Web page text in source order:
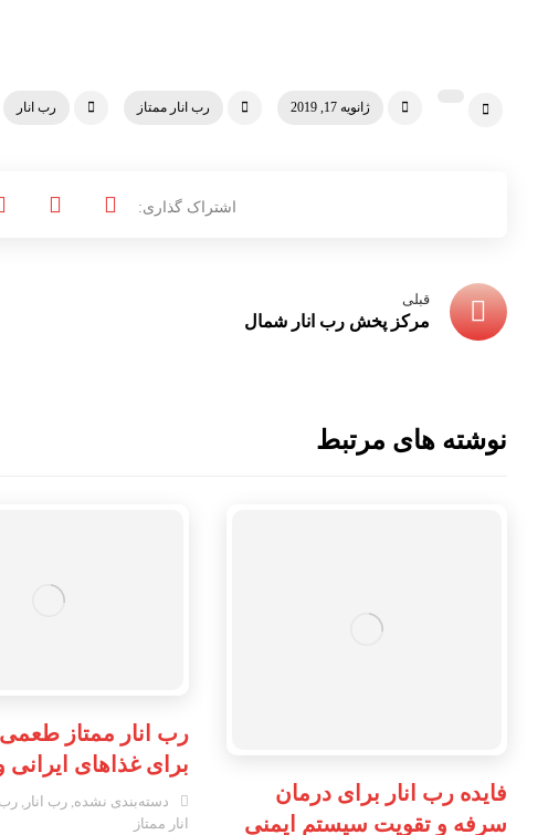
ژانویه 17, 2019 رب انار ممتاز رب انار
قبلی
مرکز پخش رب انار شمال
نوشته های مرتبط
فایده رب انار برای درمان
سرفه و تقویت سیستم ایمنی
رب انار ممتاز
برای غذاهای
دسته‌بندی نشده رب انار رب
انار ممتاز